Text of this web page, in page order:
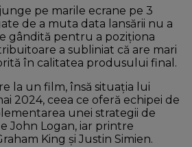
pe marile ecrane pe 3
de a muta data lansării nu a
gândită pentru a poziționa
a subliniat că are mari
în calitatea produsului final.
la un film, însă situația lui
2024, ceea ce oferă echipei de
unei strategii de
John Logan, iar printre
King și Justin Simien.